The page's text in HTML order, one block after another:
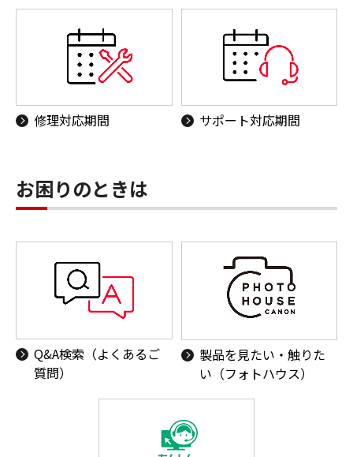
修理対応期間 サポート対応期間
お困りのときは
Q&A検索（よくあるご
質問）
製品を見たい・触りた
い（フォトハウス）